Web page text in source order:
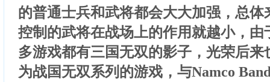
的普通士兵和武将都会大大加强，总体
控制的武将在战场上的作用就越小，由
多游戏都有三国无双的影子，光荣后来
为战国无双系列的游戏，与Namco